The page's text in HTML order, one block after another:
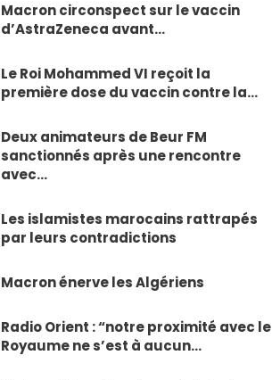
Macron circonspect sur le vaccin
d’AstraZeneca avant…
Le Roi Mohammed VI reçoit la
première dose du vaccin contre la…
Deux animateurs de Beur FM
sanctionnés après une rencontre
avec…
Les islamistes marocains rattrapés
par leurs contradictions
Macron énerve les Algériens
Radio Orient : “notre proximité avec le
Royaume ne s’est à aucun…